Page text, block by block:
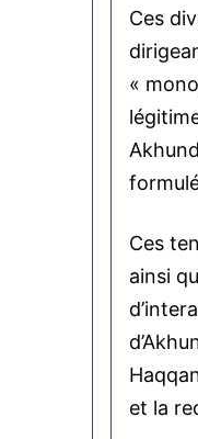
Ces
«
Ces
ainsi
et la